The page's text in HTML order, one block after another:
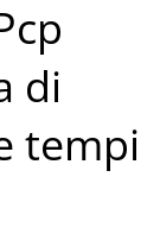
di
tempi